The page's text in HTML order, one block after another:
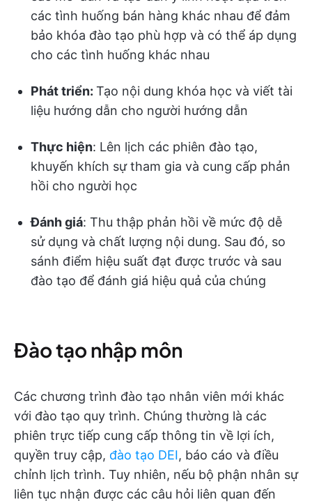
các tình huống bán hàng khác nhau để đảm
bảo khóa đào tạo phù hợp và có thể áp dụng
cho các tình huống khác nhau
Phát triển: Tạo nội dung khóa học và viết tài
liệu hướng dẫn cho người hướng dẫn
Thực hiện: Lên lịch các phiên đào tạo,
khuyến khích sự tham gia và cung cấp phản
hồi cho người học
Đánh giá: Thu thập phản hồi về mức độ dễ
sử dụng và chất lượng nội dung. Sau đó, so
sánh điểm hiệu suất đạt được trước và sau
đào tạo để đánh giá hiệu quả của chúng
Đào tạo nhập môn
Các chương trình đào tạo nhân viên mới khác
với đào tạo quy trình. Chúng thường là các
phiên trực tiếp cung cấp thông tin về lợi ích,
quyền truy cập, đào tạo DEI, báo cáo và điều
chỉnh lịch trình. Tuy nhiên, nếu bộ phận nhân sự
liên tục nhận được các câu hỏi liên quan đến